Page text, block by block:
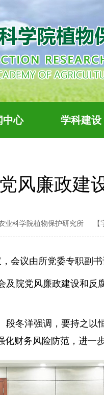
中心 学科建设
风廉政建
业科学院植物保护研究所 【
会议由所党委专职副
院党风廉政建设和
冬洋强调，要持之
财务风险防范，进一